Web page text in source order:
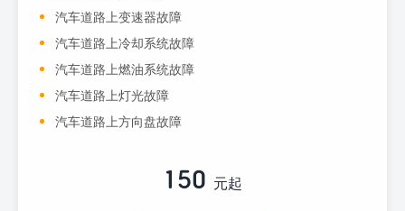
汽车道路上变速器故障
汽车道路上冷却系统故障
汽车道路上燃油系统故障
汽车道路上灯光故障
汽车道路上方向盘故障
150 元起